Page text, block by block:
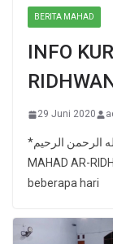
BERITA MAHAD
INFO
29 Juni 2020
*بسم الله الرحمن الرحيم.* ? INFO IBADAH KURBAN 1441 H
MAHAD AR-
beberapa hari